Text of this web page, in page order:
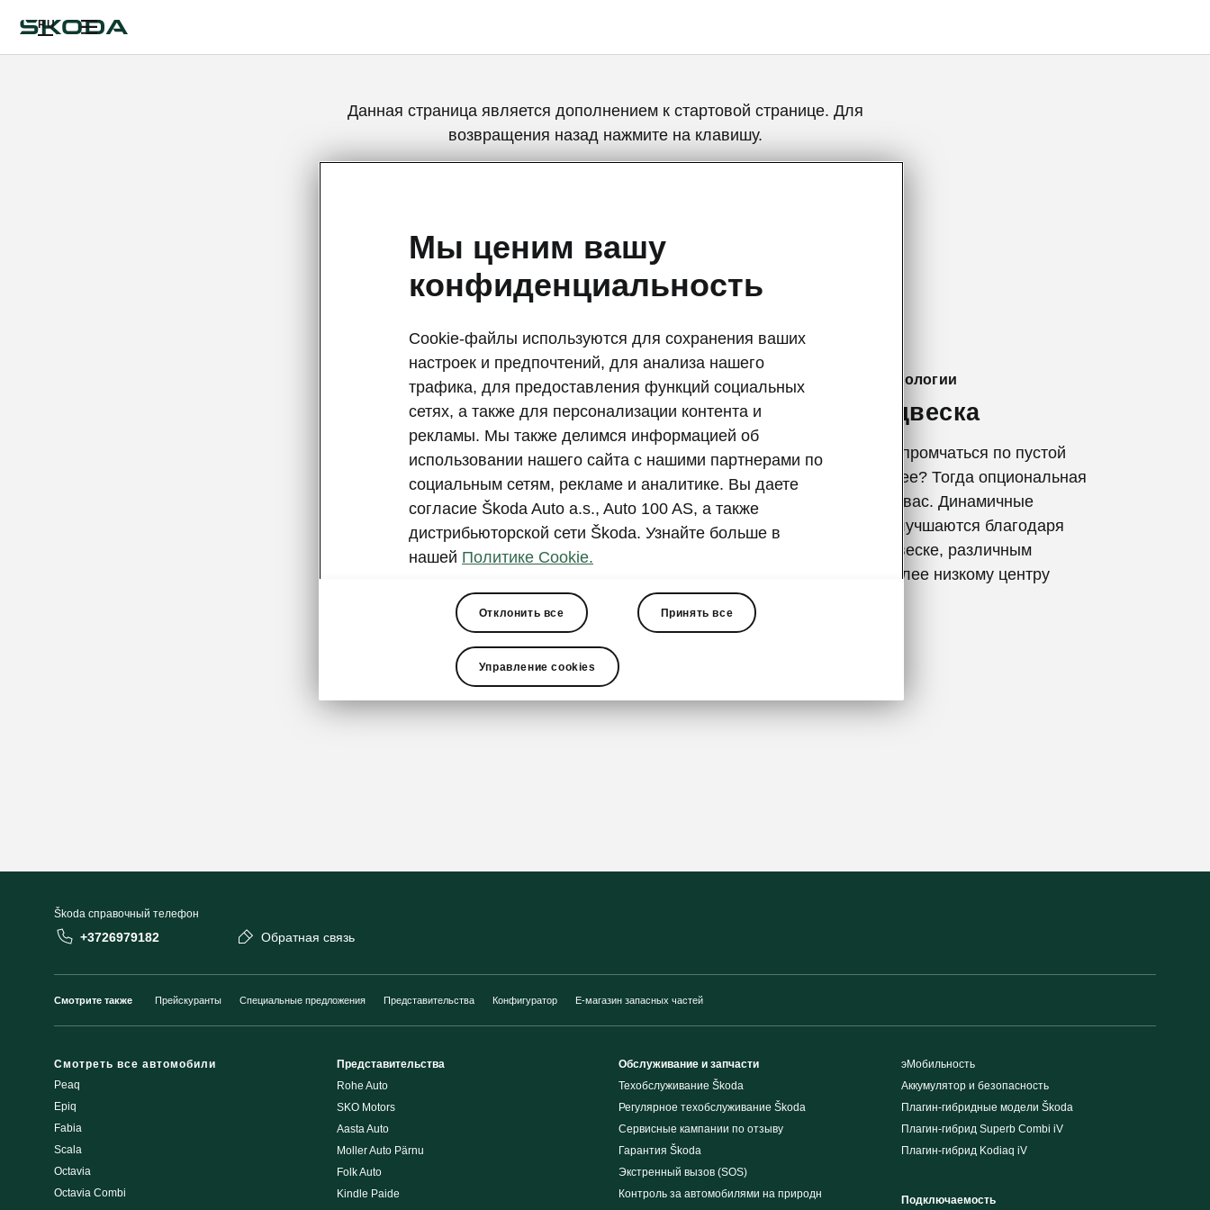
RU
Данная страница является дополнением к стартовой странице. Для
возвращения назад нажмите на клавишу.
Škoda Superb - умные технологии
Спортивная подвеска
Хотите время от времени промчаться по пустой
дороге немного динамичнее? Тогда опциональная
спортивная подвеска для вас. Динамичные
ощущения от вождения улучшаются благодаря
заниженной на 15 мм подвеске, различным
настройкам подвески и более низкому центру
тяжести.
Škoda cправочный телефон
+3726979182 Обратная связь
Смотрите также Прейскуранты Специальные предложения Представительства Конфигуратор E-магазин запасных частей
Смотреть все автомобили
Peaq
Epiq
Fabia
Scala
Octavia
Octavia Combi
Представительства
Rohe Auto
SKO Motors
Aasta Auto
Moller Auto Pärnu
Folk Auto
Kindle Paide
Обслуживание и запчасти
Техобслуживание Škoda
Регулярное техобслуживание Škoda
Сервисные кампании по отзыву
Гарантия Škoda
Экстренный вызов (SOS)
Контроль за автомобилями на природн
эМобильность
Аккумулятор и безопасность
Плагин-гибридные модели Škoda
Плагин-гибрид Superb Combi iV
Плагин-гибрид Kodiaq iV
Подключаемость
Мы ценим вашу
конфиденциальность
Cookie-файлы используются для сохранения ваших
настроек и предпочтений, для анализа нашего
трафика, для предоставления функций социальных
сетях, а также для персонализации контента и
рекламы. Мы также делимся информацией об
использовании нашего сайта с нашими партнерами по
социальным сетям, рекламе и аналитике. Вы даете
согласие Škoda Auto a.s., Auto 100 AS, а также
дистрибьюторской сети Škoda. Узнайте больше в
нашей Политике Cookie.
Отклонить все Принять все
Управление cookies